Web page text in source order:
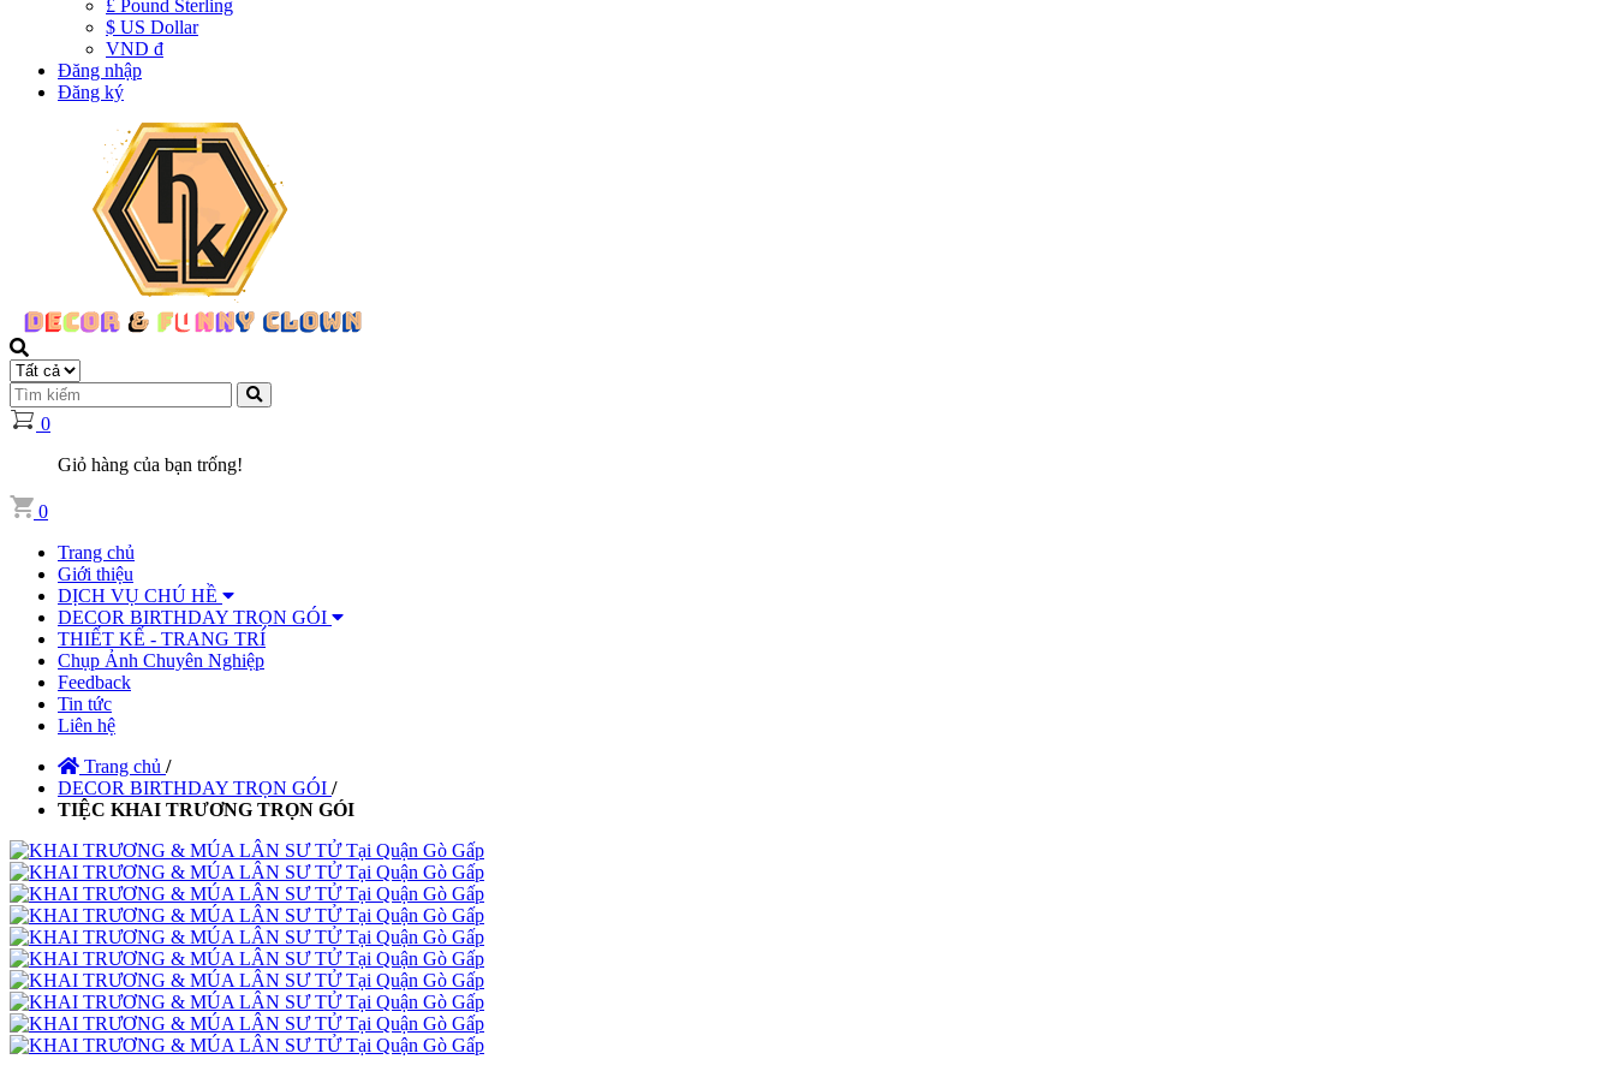
£ Pound Sterling
$ US Dollar
VND đ
Đăng nhập
Đăng ký
0
Giỏ hàng của bạn trống!
0
Trang chủ
Giới thiệu
DỊCH VỤ CHÚ HỀ
DECOR BIRTHDAY TRỌN GÓI
THIẾT KẾ - TRANG TRÍ
Chụp Ảnh Chuyên Nghiệp
Feedback
Tin tức
Liên hệ
Trang chủ /
DECOR BIRTHDAY TRỌN GÓI /
TIỆC KHAI TRƯƠNG TRỌN GÓI